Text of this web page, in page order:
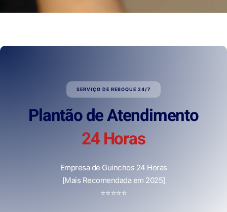
SERVIÇO DE REBOQUE 24/7
Plantão de Atendimento
24 Horas
Empresa de Guinchos 24 Horas
[Mais Recomendada em 2025]
⭐⭐⭐⭐⭐